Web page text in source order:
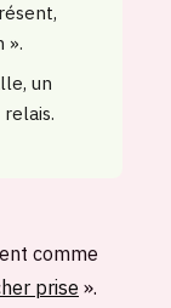
».
un
comme
prise ».